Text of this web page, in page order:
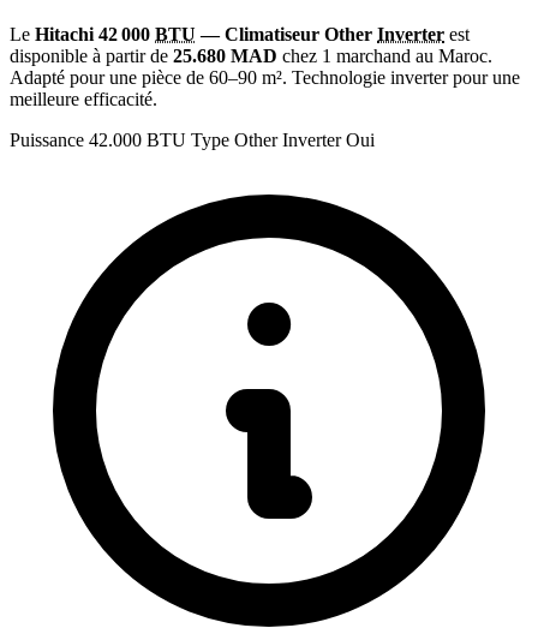
Le Hitachi 42 000 BTU — Climatiseur Other Inverter est
disponible à partir de 25.680 MAD chez 1 marchand au Maroc.
Adapté pour une pièce de 60–90 m². Technologie inverter pour une
meilleure efficacité.
Puissance 42.000 BTU Type Other Inverter Oui